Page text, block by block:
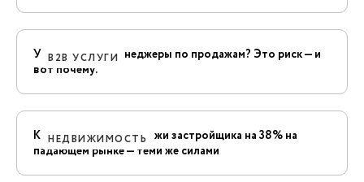
B2B УСЛУГИ
У вас сильные менеджеры по продажам? Это риск — и
вот почему.
НЕДВИЖИМОСТЬ
Как мы подняли продажи застройщика на 38% на
падающем рынке — теми же силами